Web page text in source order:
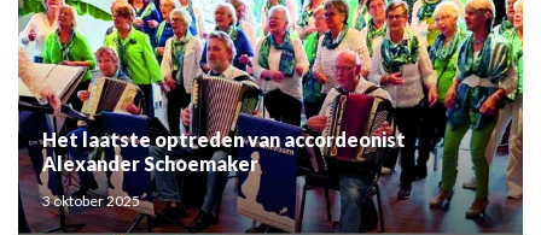
Het laatste optreden van accordeonist
Alexander Schoemaker
3 oktober 2025